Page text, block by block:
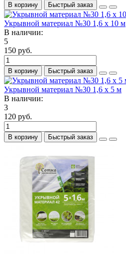
В корзину Быстрый заказ
Укрывной материал №30 1,6 х 10 м
В наличии:
5
150 руб.
В корзину Быстрый заказ
Укрывной материал №30 1,6 х 5 м
В наличии:
3
120 руб.
В корзину Быстрый заказ